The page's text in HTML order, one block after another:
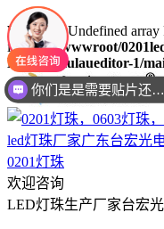
Warning
: Undefined
in/www/wwwroot/
KityFormulaueditor-1/
0201灯珠
欢迎咨询
LED灯珠生产厂家台宏
你们是是需要贴片还是插
现在想要灯珠规格书资料还是要样品测试呢？么？